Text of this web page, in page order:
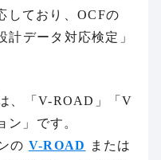
しており、OCFの
計データ対応検定」
、「V-ROAD」「V
」です。
の V-ROAD
または